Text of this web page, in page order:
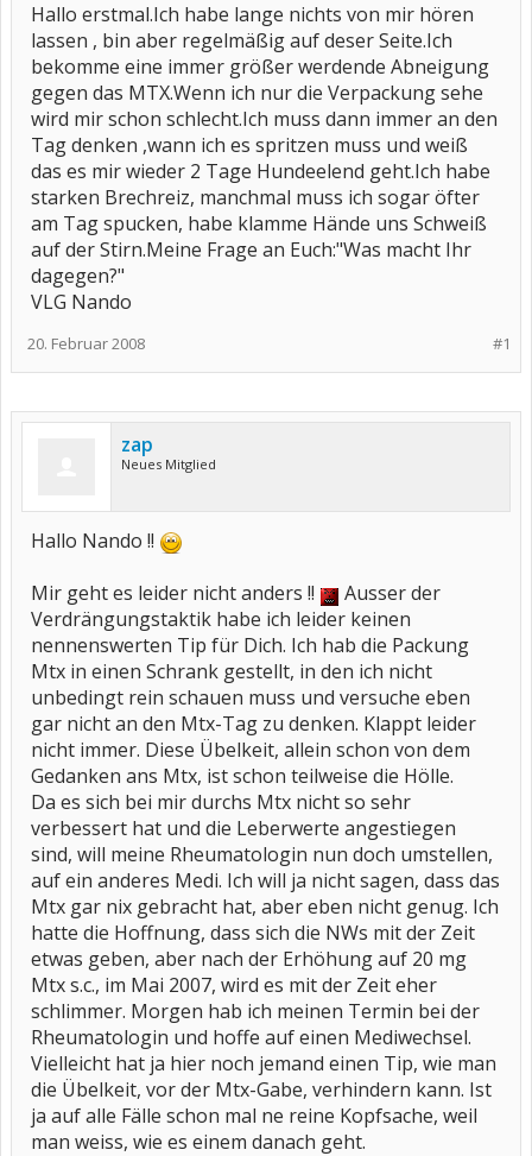
Hallo erstmal.Ich habe lange nichts von mir hören
lassen , bin aber regelmäßig auf deser Seite.Ich
bekomme eine immer größer werdende Abneigung
gegen das MTX.Wenn ich nur die Verpackung sehe
wird mir schon schlecht.Ich muss dann immer an den
Tag denken ,wann ich es spritzen muss und weiß
das es mir wieder 2 Tage Hundeelend geht.Ich habe
starken Brechreiz, manchmal muss ich sogar öfter
am Tag spucken, habe klamme Hände uns Schweiß
auf der Stirn.Meine Frage an Euch:"Was macht Ihr
dagegen?"
VLG Nando
#1
20. Februar 2008
zap
Neues Mitglied
Hallo Nando !!
Mir geht es leider nicht anders !!
Ausser der
Verdrängungstaktik habe ich leider keinen
nennenswerten Tip für Dich. Ich hab die Packung
Mtx in einen Schrank gestellt, in den ich nicht
unbedingt rein schauen muss und versuche eben
gar nicht an den Mtx-Tag zu denken. Klappt leider
nicht immer. Diese Übelkeit, allein schon von dem
Gedanken ans Mtx, ist schon teilweise die Hölle.
Da es sich bei mir durchs Mtx nicht so sehr
verbessert hat und die Leberwerte angestiegen
sind, will meine Rheumatologin nun doch umstellen,
auf ein anderes Medi. Ich will ja nicht sagen, dass das
Mtx gar nix gebracht hat, aber eben nicht genug. Ich
hatte die Hoffnung, dass sich die NWs mit der Zeit
etwas geben, aber nach der Erhöhung auf 20 mg
Mtx s.c., im Mai 2007, wird es mit der Zeit eher
schlimmer. Morgen hab ich meinen Termin bei der
Rheumatologin und hoffe auf einen Mediwechsel.
Vielleicht hat ja hier noch jemand einen Tip, wie man
die Übelkeit, vor der Mtx-Gabe, verhindern kann. Ist
ja auf alle Fälle schon mal ne reine Kopfsache, weil
man weiss, wie es einem danach geht.